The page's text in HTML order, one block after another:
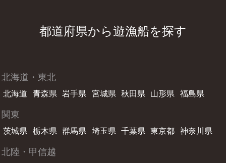
都道府県から遊漁船を探す
北海道・東北
北海道 青森県 岩手県 宮城県 秋田県 山形県 福島県
関東
茨城県 栃木県 群馬県 埼玉県 千葉県 東京都 神奈川県
北陸・甲信越